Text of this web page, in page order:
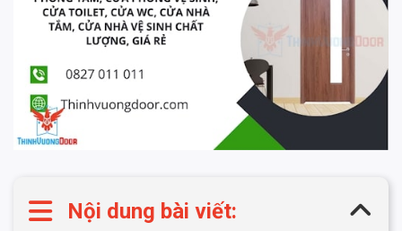
Nội dung bài viết: